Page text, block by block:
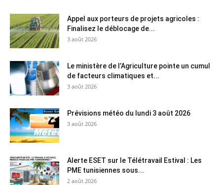
Appel aux porteurs de projets agricoles :
Finalisez le déblocage de...
3 août 2026
Le ministère de l’Agriculture pointe un cumul
de facteurs climatiques et...
3 août 2026
Prévisions météo du lundi 3 août 2026
3 août 2026
Alerte ESET sur le Télétravail Estival : Les
PME tunisiennes sous...
2 août 2026